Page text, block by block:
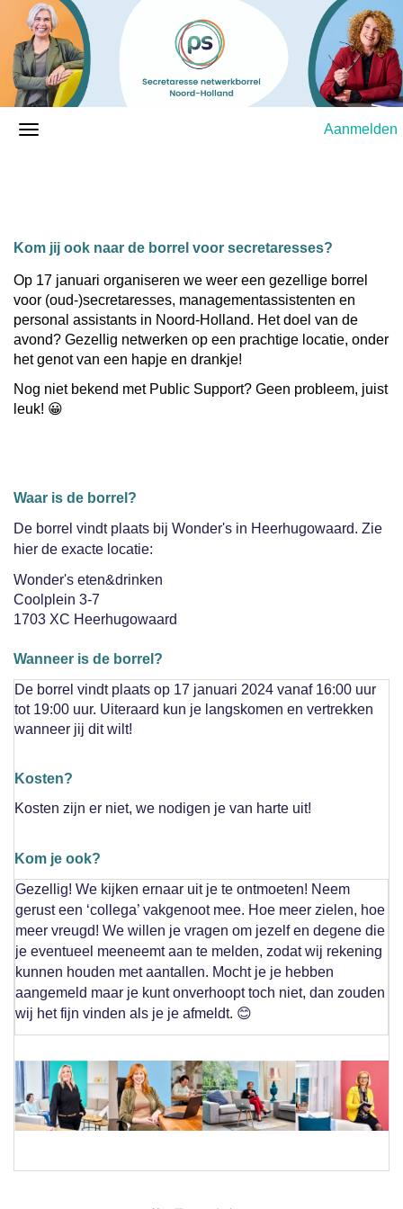
Aanmelden
Kom jij ook naar de borrel voor secretaresses?
Op 17 januari organiseren we weer een gezellige borrel
voor (oud-)secretaresses, managementassistenten en
personal assistants in Noord-Holland. Het doel van de
avond? Gezellig netwerken op een prachtige locatie, onder
het genot van een hapje en drankje!
Nog niet bekend met Public Support? Geen probleem, juist
leuk! 😀
Waar is de borrel?
De borrel vindt plaats bij Wonder's in Heerhugowaard. Zie
hier de exacte locatie:
Wonder's eten&drinken
Coolplein 3-7
1703 XC Heerhugowaard
Wanneer is de borrel?
De borrel vindt plaats op 17 januari 2024 vanaf 16:00 uur
tot 19:00 uur. Uiteraard kun je langskomen en vertrekken
wanneer jij dit wilt!
Kosten?
Kosten zijn er niet, we nodigen je van harte uit!
Kom je ook?
Gezellig! We kijken ernaar uit je te ontmoeten! Neem
gerust een ‘collega’ vakgenoot mee. Hoe meer zielen, hoe
meer vreugd! We willen je vragen om jezelf en degene die
je eventueel meeneemt aan te melden, zodat wij rekening
kunnen houden met aantallen. Mocht je je hebben
aangemeld maar je kunt onverhoopt toch niet, dan zouden
wij het fijn vinden als je je afmeldt. 😊